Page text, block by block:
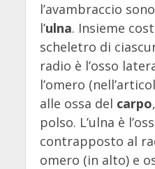
l’avambraccio
l’ulna. Insieme
scheletro di
radio è l’osso
l’omero
alle ossa del carpo
polso. L’ulna è
contrapposto al
omero (in alto) e